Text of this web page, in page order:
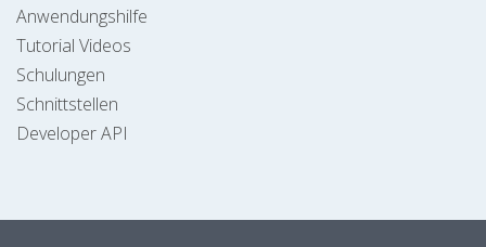
Anwendungshilfe
Tutorial Videos
Schulungen
Schnittstellen
Developer API